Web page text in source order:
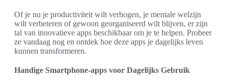
Of je nu je productiviteit wilt verhogen, je mentale welzijn
wilt verbeteren of gewoon georganiseerd wilt blijven, er zijn
tal van innovatieve apps beschikbaar om je te helpen. Probeer
ze vandaag nog en ontdek hoe deze apps je dagelijks leven
kunnen transformeren.
Handige Smartphone-apps voor Dagelijks Gebruik